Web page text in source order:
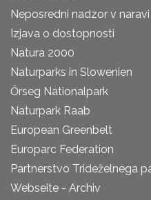
Neposredni nadzor v naravi
Izjava o dostopnosti
Natura 2000
Naturparks in Slowenien
Őrseg Nationalpark
Naturpark Raab
European Greenbelt
Europarc Federation
Partnerstvo Trideželnega
Webseite - Archiv